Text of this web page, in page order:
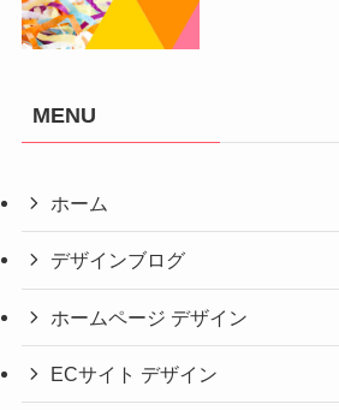
MENU
ホーム
デザインブログ
ホームページ デザイン
ECサイト デザイン